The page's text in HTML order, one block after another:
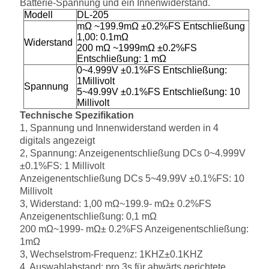
Batterie-Spannung und ein Innenwiderstand.
Modell
DL-205
Widerstand
mΩ ~199.9mΩ ±0.2%FS Entschließung
1,00: 0.1mΩ
200 mΩ ~1999mΩ ±0.2%FS
Entschließung: 1 mΩ
Spannung
0~4.999V ±0.1%FS Entschließung:
1Millivolt
5~49.99V ±0.1%FS Entschließung: 10
Millivolt
Technische Spezifikation
1, Spannung und Innenwiderstand werden in 4
digitals angezeigt
2, Spannung: Anzeigenentschließung DCs 0~4.999V
±0.1%FS: 1 Millivolt
Anzeigenentschließung DCs 5~49.99V ±0.1%FS: 10
Millivolt
3, Widerstand: 1,00 mΩ~199.9- mΩ± 0.2%FS
Anzeigenentschließung: 0,1 mΩ
200 mΩ~1999- mΩ± 0.2%FS Anzeigenentschließung:
1mΩ
3, Wechselstrom-Frequenz: 1KHZ±0.1KHZ
4, Auswahlabstand: pro 3s für abwärts gerichtete